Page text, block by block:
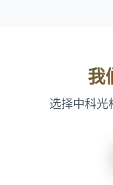
我
选择中科光